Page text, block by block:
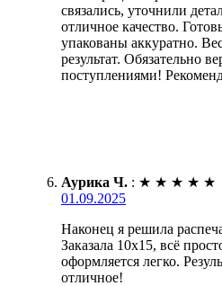
связались, уточнили
отличное качество.
упакованы аккуратно.
результат. Обязательно
поступлениями!
Аурика Ч. : ★ ★ ★ ★ ★
01.09.2025
Наконец я решила
Заказала 10х15, всё
оформляется легко.
отличное!